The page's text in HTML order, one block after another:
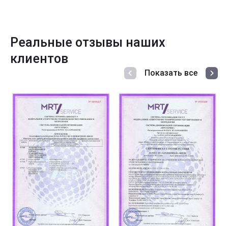
Реальные отзывы наших
клиентов
Показать все